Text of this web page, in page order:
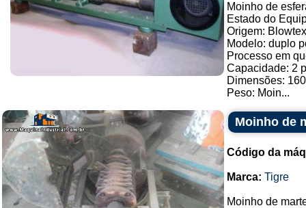
Moinho de
Estado do
Origem: Blowtex
Modelo: duplo
Processo em
Capacidade: 2
Dimensões:
Peso: Moin...
Moinho de
Código da
Marca: Tigre
Moinho de